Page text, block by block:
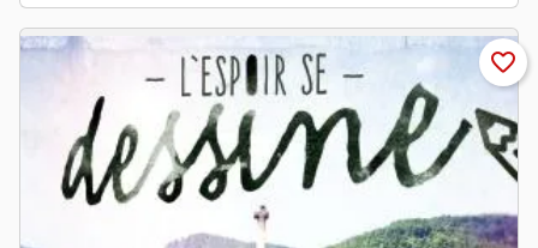
favorite_border